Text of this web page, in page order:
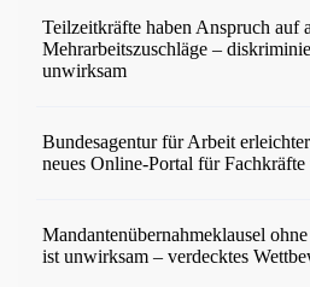
Teilzeitkräfte haben Anspruch auf
Mehrarbeitszuschläge –
unwirksam
Bundesagentur für Arbeit
neues Online-Portal für
Mandantenübernahmeklausel
ist unwirksam – verdecktes